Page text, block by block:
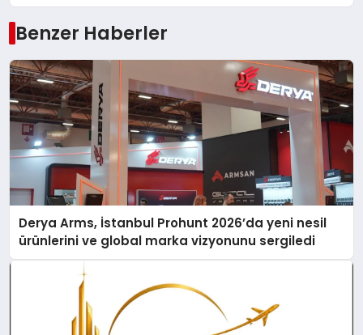
Benzer Haberler
Derya Arms, İstanbul Prohunt 2026’da yeni nesil
ürünlerini ve global marka vizyonunu sergiledi